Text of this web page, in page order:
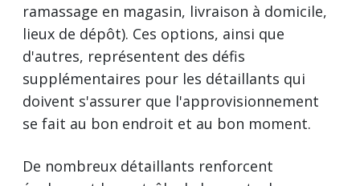
ramassage en magasin, livraison à domicile,
lieux de dépôt). Ces options, ainsi que
d'autres, représentent des défis
supplémentaires pour les détaillants qui
doivent s'assurer que l'approvisionnement
se fait au bon endroit et au bon moment.
De nombreux détaillants renforcent